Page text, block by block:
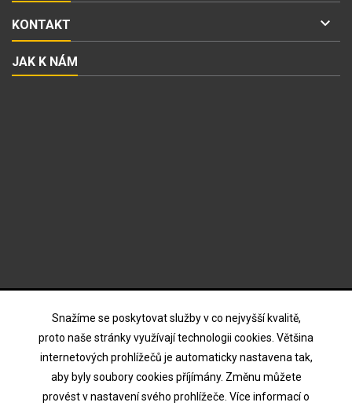
Snažíme se poskytovat služby v co nejvyšší kvalitě,
proto naše stránky využívají technologii cookies. Většina
internetových prohlížečů je automaticky nastavena tak,
aby byly soubory cookies příjímány. Změnu můžete
provést v nastavení svého prohlížeče. Více informací o
KONTAKT 
JAK K NÁM
Souhlasím s podmínkami a zásadami ochrany osobních
údajů